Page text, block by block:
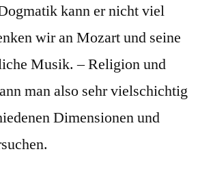
kann er nicht viel
wir an Mozart und seine
Musik. – Religion und
man also sehr vielschichtig
Dimensionen und